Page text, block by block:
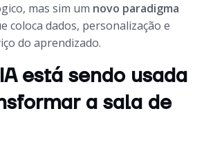
mas sim um novo paradigma
coloca dados, personalização e
do aprendizado.
está sendo usada
a sala de